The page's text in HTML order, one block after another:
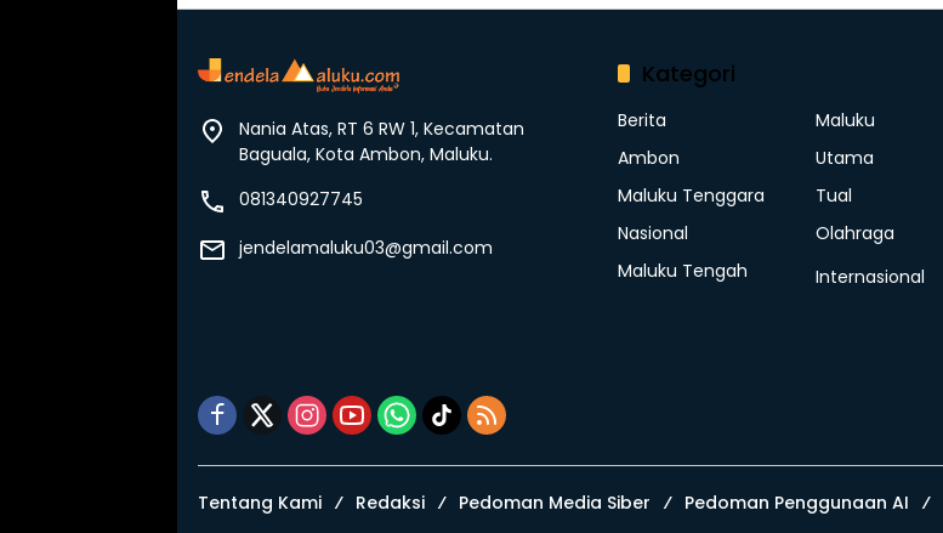
Nania Atas, RT 6 RW 1, Kecamatan
Baguala, Kota Ambon, Maluku.
081340927745
jendelamaluku03@gmail.com
Kategori
Berita
Maluku
Ambon
Utama
Maluku Tenggara
Tual
Nasional
Olahraga
Maluku Tengah
Internasional
Tentang Kami Redaksi Pedoman Media Siber Pedoman Penggunaan AI